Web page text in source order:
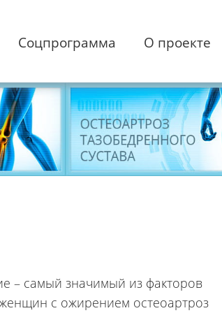
Соцпрограмма О проекте
– самый значимый из факторов
с ожирением остеоартроз